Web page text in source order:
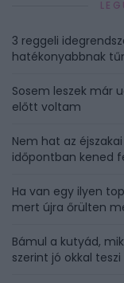
3 reggeli
hatékonyabbnak
Sosem leszek már
előtt voltam
Nem hat az
időpontban kened
Ha van egy ilyen
mert újra őrülten
Bámul a kutyád,
szerint jó okkal teszi